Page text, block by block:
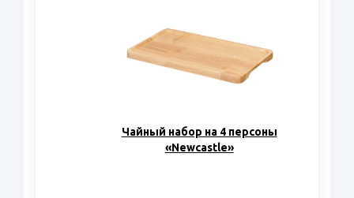
Чайный набор на 4 персоны
«Newcastle»